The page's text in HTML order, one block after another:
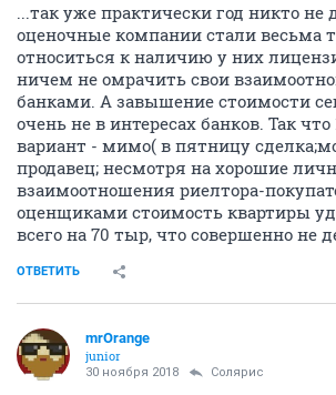
...так уже практически год никто не
оценочные компании стали весьма
относиться к наличию у них
ничем не омрачить свои
банками. А завышение стоимости
очень не в интересах банков. Так что
вариант - мимо( в пятницу
продавец; несмотря на хорошие
взаимоотношения риелтора-
оценщиками стоимость квартиры
всего на 70 тыр, что совершенно не
ОТВЕТИТЬ
mrOrange
junior
30 ноября 2018 Солярис